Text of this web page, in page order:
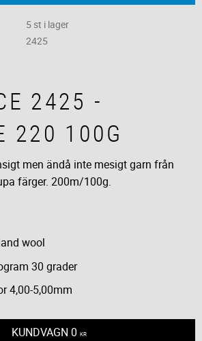
5 st i lager
2425
2425 -
220 100G
men ändå inte mesigt garn från
färger. 200m/100g.
wool
30 grader
4,00-5,00mm
KUNDVAGN 0 KR